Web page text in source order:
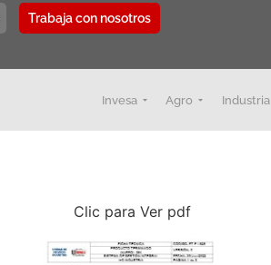
Trabaja con nosotros
Invesa Agro Industria
Clic para Ver pdf